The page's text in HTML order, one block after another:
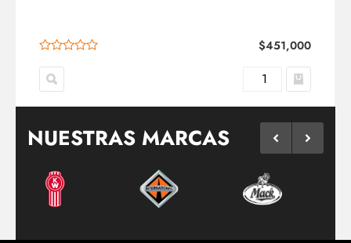
$451,000
NUESTRAS MARCAS